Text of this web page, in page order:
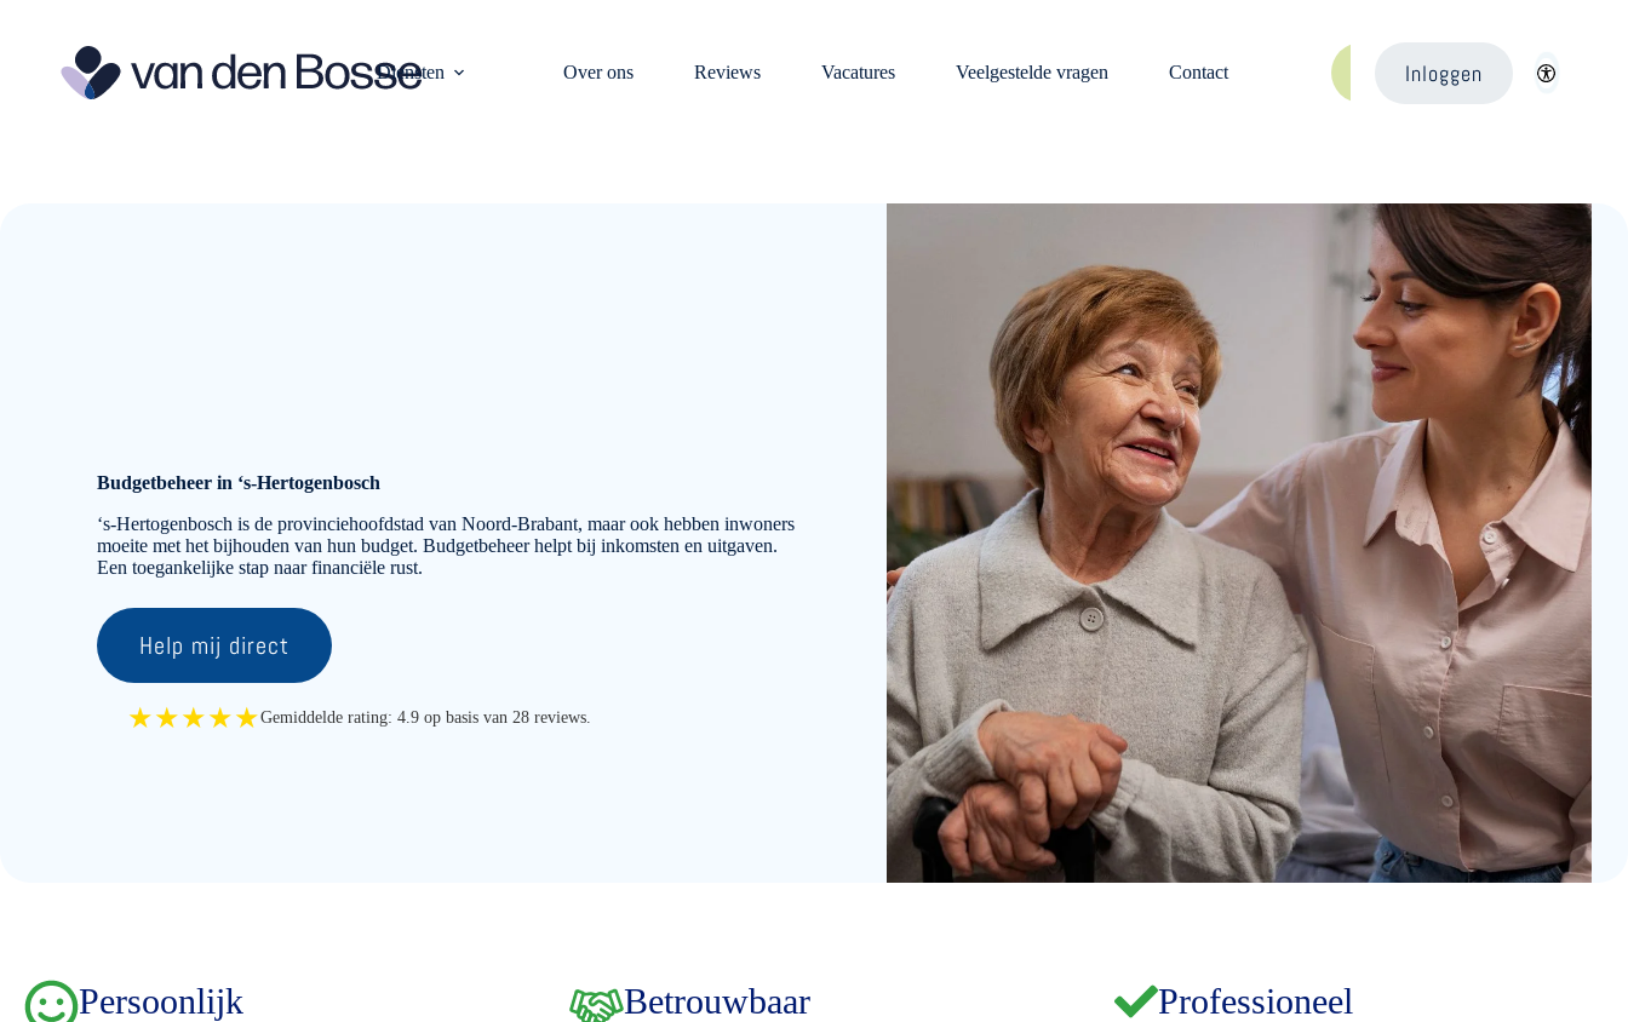
Diensten Over ons Reviews Vacatures Veelgestelde vragen Contact Aanmelden
Inloggen
Budgetbeheer in ‘s-Hertogenbosch
‘s-Hertogenbosch is de provinciehoofdstad van Noord-Brabant, maar ook hebben inwoners
moeite met het bijhouden van hun budget. Budgetbeheer helpt bij inkomsten en uitgaven.
Een toegankelijke stap naar financiële rust.
Help mij direct
★★★★★Gemiddelde rating: 4.9 op basis van 28 reviews.
Persoonlijk Betrouwbaar Professioneel